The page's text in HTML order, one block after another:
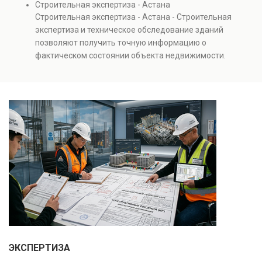
инженерных систем с выявлением скрытых дефектов
и нарушений. Услуга используется для проверки
качества строительства, подготовки к реконструкции,
оценки рисков и судебных разбирательств.
Результатом является официальное техническое
Строительная экспертиза - Астана
Строительная экспертиза - Астана - Строительная
экспертиза и техническое обследование зданий
позволяют получить точную информацию о
фактическом состоянии объекта недвижимости.
качества строительства, подготовки к реконструкции,
оценки рисков и судебных разбирательств.
Результатом является официальное техническое
заключение, имеющее юридическую силу.
ЭКСПЕРТИЗА